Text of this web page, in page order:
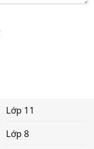
Lớp 11
Lớp 8